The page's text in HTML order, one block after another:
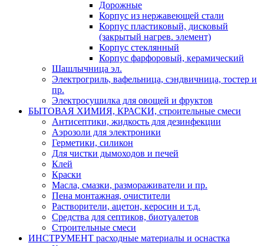
Дорожные
Корпус из нержавеющей стали
Корпус пластиковый, дисковый
(закрытый нагрев. элемент)
Корпус стеклянный
Корпус фарфоровый, керамический
Шашлычница эл.
Электрогриль, вафельница, сэндвичница, тостер и
пр.
Электросушилка для овощей и фруктов
БЫТОВАЯ ХИМИЯ, КРАСКИ, строительные смеси
Антисептики, жидкость для дезинфекции
Аэрозоли для электроники
Герметики, силикон
Для чистки дымоходов и печей
Клей
Краски
Масла, смазки, размораживатели и пр.
Пена монтажная, очистители
Растворители, ацетон, керосин и т.д.
Средства для септиков, биотуалетов
Строительные смеси
ИНСТРУМЕНТ расходные материалы и оснастка